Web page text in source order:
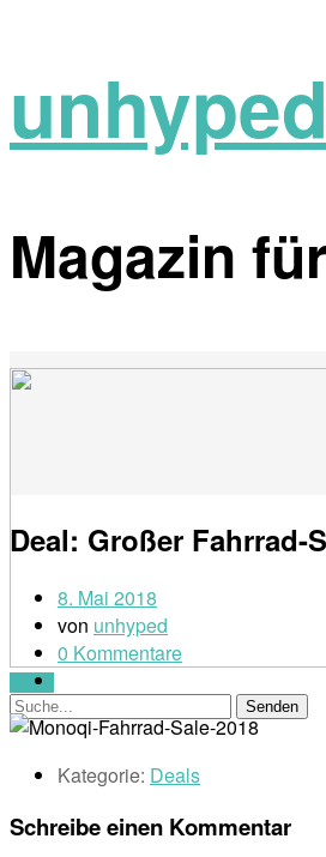
Magazin
Menü
Deal: Großer Fahrrad-
8. Mai 2018
von unhyped
0 Kommentare
Kategorie: Deals
Schreibe einen Kommentar